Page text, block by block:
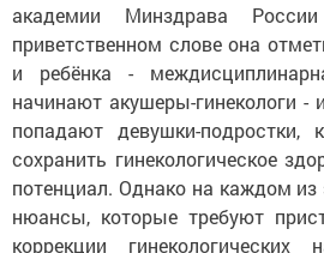
академии Минздрава
приветственном слове она
и ребёнка -
начинают акушеры-гинекологи -
попадают девушки-
сохранить гинекологическое
потенциал. Однако на каждом
нюансы, которые требуют
коррекции